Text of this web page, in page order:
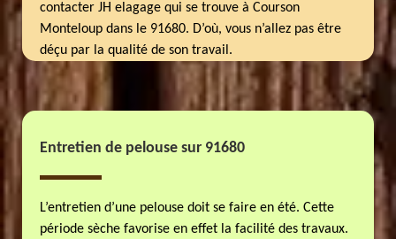
contacter JH elagage qui se trouve à Courson
Monteloup dans le 91680. D’où, vous n’allez pas être
déçu par la qualité de son travail.
Entretien de pelouse sur 91680
L’entretien d’une pelouse doit se faire en été. Cette
période sèche favorise en effet la facilité des travaux.